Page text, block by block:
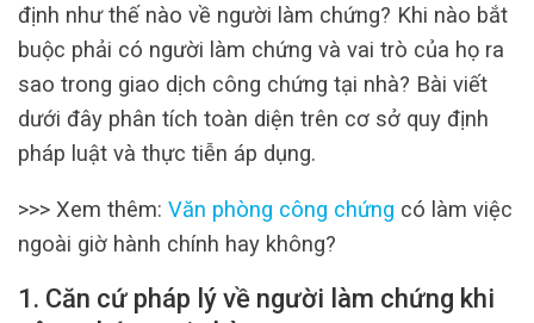
định như thế nào về người làm chứng? Khi nào bắt
buộc phải có người làm chứng và vai trò của họ ra
sao trong giao dịch công chứng tại nhà? Bài viết
dưới đây phân tích toàn diện trên cơ sở quy định
pháp luật và thực tiễn áp dụng.
>>> Xem thêm: Văn phòng công chứng có làm việc
ngoài giờ hành chính hay không?
1. Căn cứ pháp lý về người làm chứng khi